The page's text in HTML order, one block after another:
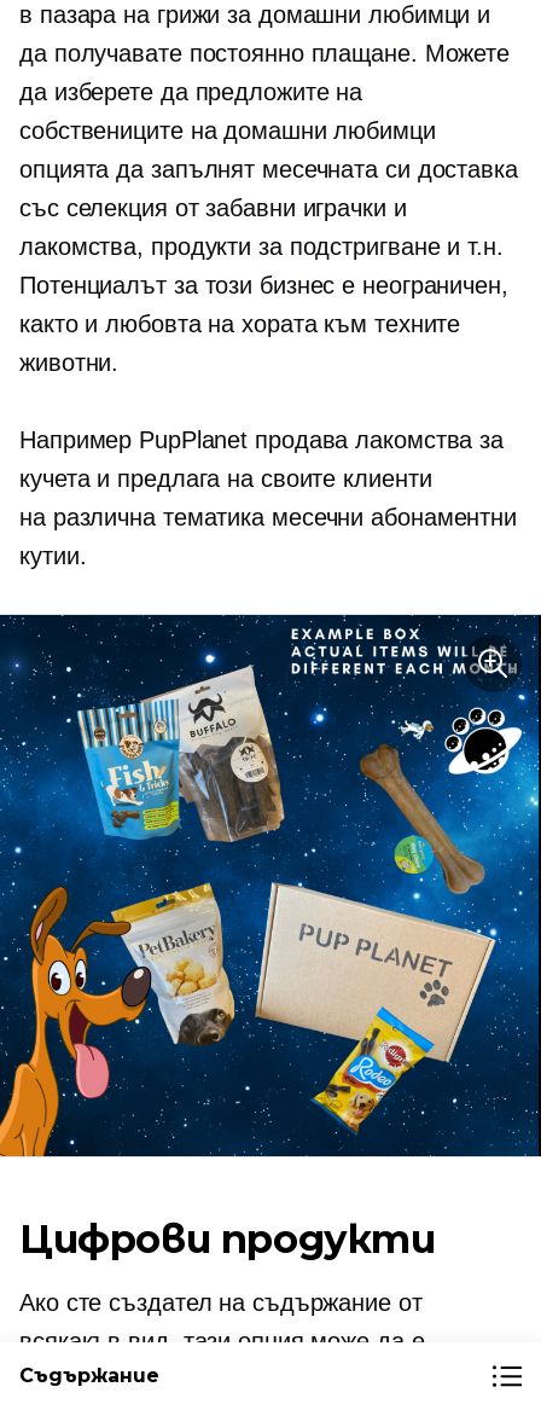
в пазара на грижи за домашни любимци и
да получавате постоянно плащане. Можете
да изберете да предложите на
собствениците на домашни любимци
опцията да запълнят месечната си доставка
със селекция от забавни играчки и
лакомства, продукти за подстригване и т.н.
Потенциалът за този бизнес е неограничен,
както и любовта на хората към техните
животни.
Например PupPlanet продава лакомства за
кучета и предлага на своите клиенти
на различна тематика месечни абонаментни
кутии.
Цифрови продукти
Ако сте създател на съдържание от
всякакъв вид, тази опция може да е
особено полезна за вас.
Съдържание